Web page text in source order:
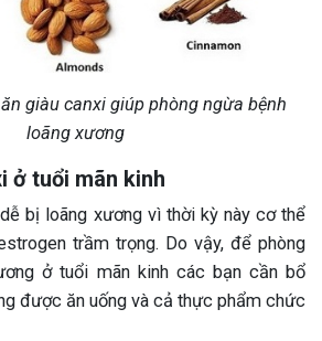
giàu canxi giúp phòng ngừa bệnh
loãng xương
ở tuổi mãn kinh
bị loãng xương vì thời kỳ này cơ thể
trầm trọng. Do vậy, để phòng
ở tuổi mãn kinh các bạn cần bổ
được ăn uống và cả thực phẩm chức